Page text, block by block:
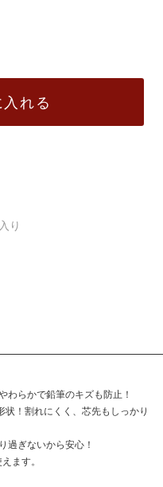
れる
り
わらかで鉛筆のキズも防止！
！割れにくく、芯先もしっかり
過ぎないから安心！
ます。